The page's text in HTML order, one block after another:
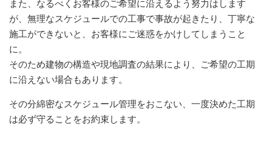
また、なるべくお客様のご希望に沿えるよう努力はします
が、無理なスケジュールでの工事で事故が起きたり、丁寧な
施工ができないと、お客様にご迷惑をかけしてしまうこと
に。
そのため建物の構造や現地調査の結果により、ご希望の工期
に沿えない場合もあります。
その分綿密なスケジュール管理をおこない、一度決めた工期
は必ず守ることをお約束します。